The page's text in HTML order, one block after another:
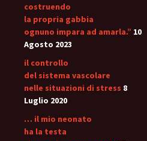
costruendo
la propria gabbia
ognuno impara ad amarla.” 10
Agosto 2023
il controllo
del sistema vascolare
nelle situazioni di stress 8
Luglio 2020
… il mio neonato
ha la testa